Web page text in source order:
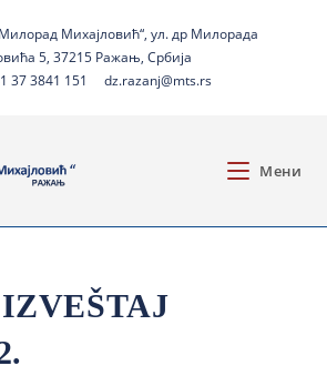
Михајловић“, ул. др Милорада
5, 37215 Ражањ, Србија
37 3841 151
dz.razanj@mts.rs
Мени